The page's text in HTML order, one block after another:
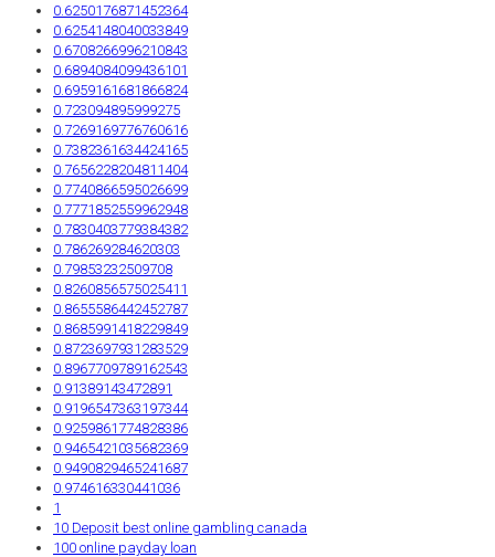
0.6250176871452364
0.6254148040033849
0.6708266996210843
0.6894084099436101
0.6959161681866824
0.723094895999275
0.7269169776760616
0.7382361634424165
0.7656228204811404
0.7740866595026699
0.7771852559962948
0.7830403779384382
0.786269284620303
0.79853232509708
0.8260856575025411
0.8655586442452787
0.8685991418229849
0.8723697931283529
0.8967709789162543
0.91389143472891
0.9196547363197344
0.9259861774828386
0.9465421035682369
0.9490829465241687
0.974616330441036
1
10 Deposit best online gambling canada
100 online payday loan